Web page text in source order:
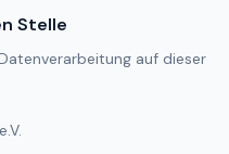
Stelle
auf dieser